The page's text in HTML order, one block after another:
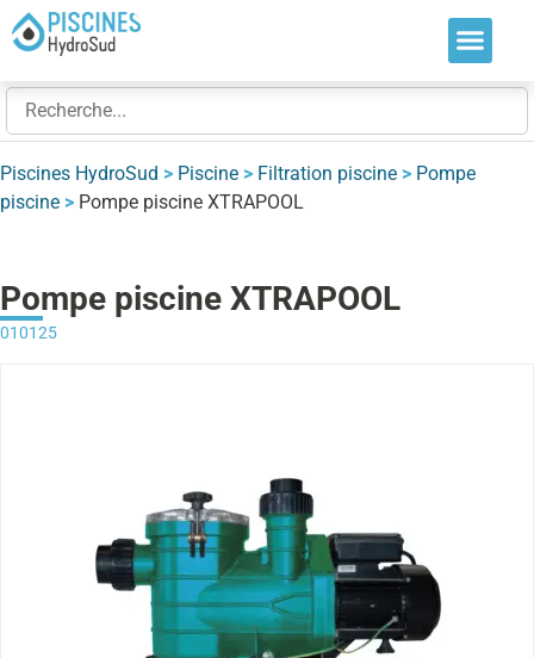
Piscines HydroSud > Piscine > Filtration piscine > Pompe
piscine > Pompe piscine XTRAPOOL
Pompe piscine XTRAPOOL
010125